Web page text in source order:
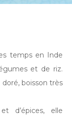
temps en Inde
et de riz.
boisson très
d’épices, elle